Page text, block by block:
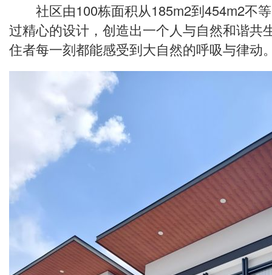
社区由100栋面积从185m2到454m2不
过精心的设计，创造出一个人与自然和谐共
住者每一刻都能感受到大自然的呼吸与律动